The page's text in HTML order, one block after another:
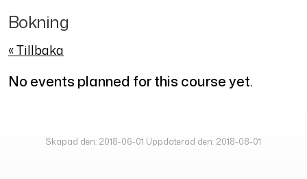
Bokning
« Tillbaka
No events planned for this course yet.
Skapad den: 2018-06-01 Uppdaterad den: 2018-08-01